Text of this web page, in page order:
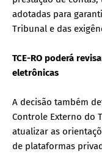
adotadas para
Tribunal e das
TCE-RO poderá
eletrônicas
A decisão também
Controle Externo do
atualizar as
de plataformas